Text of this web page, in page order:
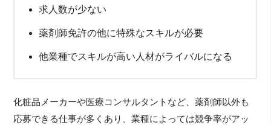
求人数が少ない
薬剤師免許の他に特殊なスキルが必要
他業種でスキルが高い人材がライバルになる
化粧品メーカーや医療コンサルタントなど、薬剤師以外も
応募できる仕事が多くあり、業種によっては競争率がアッ